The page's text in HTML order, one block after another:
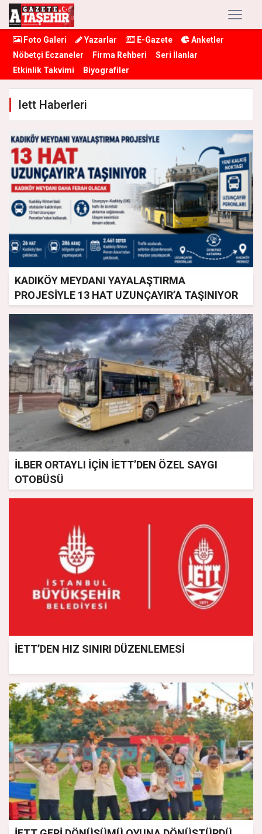
Foto Galeri Yazarlar E-Gazete
Anketler
Nöbetçi Eczaneler
Firma Rehberi
Seri İlanlar
Etkinlik Takvimi
Biyografiler
Iett Haberleri
KADIKÖY MEYDANI YAYALAŞTIRMA
PROJESİYLE 13 HAT UZUNÇAYIR’A TAŞINIYOR
İLBER ORTAYLI İÇİN İETT’DEN ÖZEL SAYGI
OTOBÜSÜ
İETT’DEN HIZ SINIRI DÜZENLEMESİ